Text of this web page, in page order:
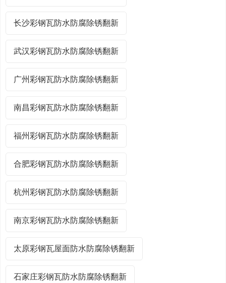
长沙彩钢瓦防水防腐除锈翻新
武汉彩钢瓦防水防腐除锈翻新
广州彩钢瓦防水防腐除锈翻新
南昌彩钢瓦防水防腐除锈翻新
福州彩钢瓦防水防腐除锈翻新
合肥彩钢瓦防水防腐除锈翻新
杭州彩钢瓦防水防腐除锈翻新
南京彩钢瓦防水防腐除锈翻新
太原彩钢瓦屋面防水防腐除锈翻新
石家庄彩钢瓦防水防腐除锈翻新